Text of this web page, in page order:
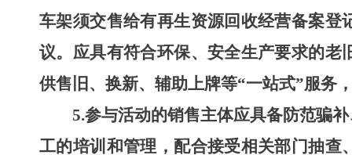
车架须交售给有再生资源回收经营备案登
议。 应具有符合环保、安全生产要求的老
供售旧、换新、辅助上牌等“一站式”服务
5.参与活动的销售主体应具备防范骗
工的培训和管理，配合接受相关部门抽